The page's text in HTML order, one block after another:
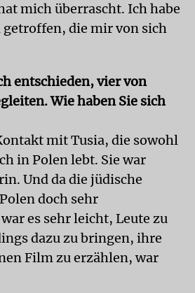
mich überrascht. Ich habe
getroffen, die mir von sich
entschieden, vier von
Wie haben Sie sich
mit Tusia, die sowohl
in Polen lebt. Sie war
Und da die jüdische
doch sehr
es sehr leicht, Leute zu
dazu zu bringen, ihre
Film zu erzählen, war